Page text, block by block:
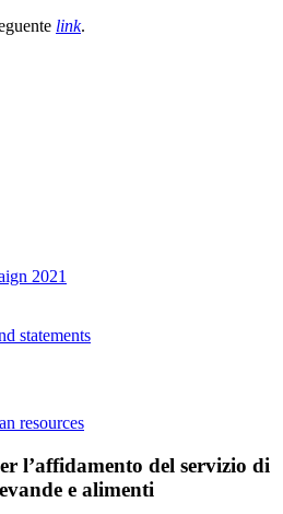
link.
2021
statements
resources
l’affidamento del servizio di
e alimenti